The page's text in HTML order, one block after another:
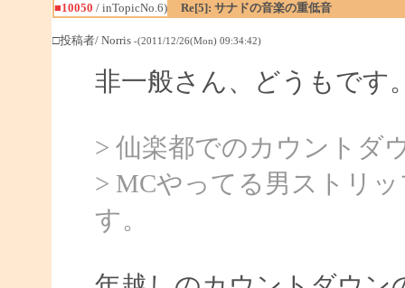
■10050 / inTopicNo.6) Re[5]: サナドの音楽の重低音
□投稿者/ Norris -(2011/12/26(Mon) 09:34:42)
非一般さん、どうもです
> 仙楽都でのカウントダ
> MCやってる男ストリ
す。